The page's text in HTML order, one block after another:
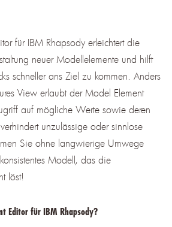
für IBM Rhapsody erleichtert die
neuer Modellelemente und hilft
schneller ans Ziel zu kommen. Anders
View erlaubt der Model Element
auf mögliche Werte sowie deren
unzulässige oder sinnlose
Sie ohne langwierige Umwege
Modell, das die
löst!
Editor für IBM Rhapsody?